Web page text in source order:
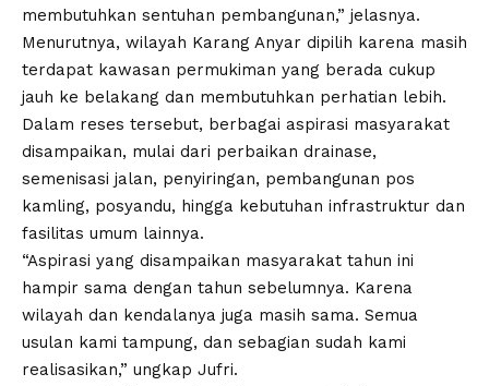
membutuhkan sentuhan pembangunan,” jelasnya.
Menurutnya, wilayah Karang Anyar dipilih karena masih
terdapat kawasan permukiman yang berada cukup
jauh ke belakang dan membutuhkan perhatian lebih.
Dalam reses tersebut, berbagai aspirasi masyarakat
disampaikan, mulai dari perbaikan drainase,
semenisasi jalan, penyiringan, pembangunan pos
kamling, posyandu, hingga kebutuhan infrastruktur dan
fasilitas umum lainnya.
“Aspirasi yang disampaikan masyarakat tahun ini
hampir sama dengan tahun sebelumnya. Karena
wilayah dan kendalanya juga masih sama. Semua
usulan kami tampung, dan sebagian sudah kami
realisasikan,” ungkap Jufri.